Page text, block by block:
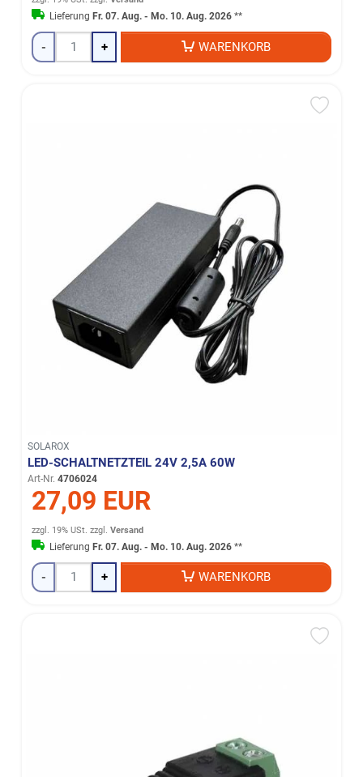
Lieferung Fr. 07. Aug. - Mo. 10. Aug. 2026 **
- + WARENKORB
SOLAROX
LED-SCHALTNETZTEIL 24V 2,5A 60W
Art-Nr. 4706024
27,09 EUR
zzgl. 19% USt. zzgl.Versand
LieferungFr. 07. Aug. - Mo. 10. Aug. 2026 **
- + WARENKORB